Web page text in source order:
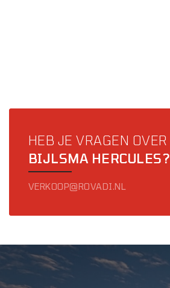
HEB JE VRAGEN OVER
BIJLSMA HERCULES?
VERKOOP@ROVADI.NL